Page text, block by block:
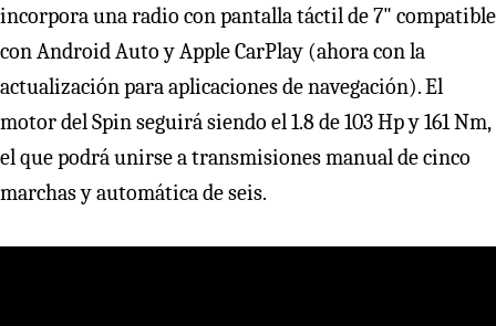
incorpora una radio con pantalla táctil de 7" compatible
con Android Auto y Apple CarPlay (ahora con la
actualización para aplicaciones de navegación). El
motor del Spin seguirá siendo el 1.8 de 103 Hp y 161 Nm,
el que podrá unirse a transmisiones manual de cinco
marchas y automática de seis.